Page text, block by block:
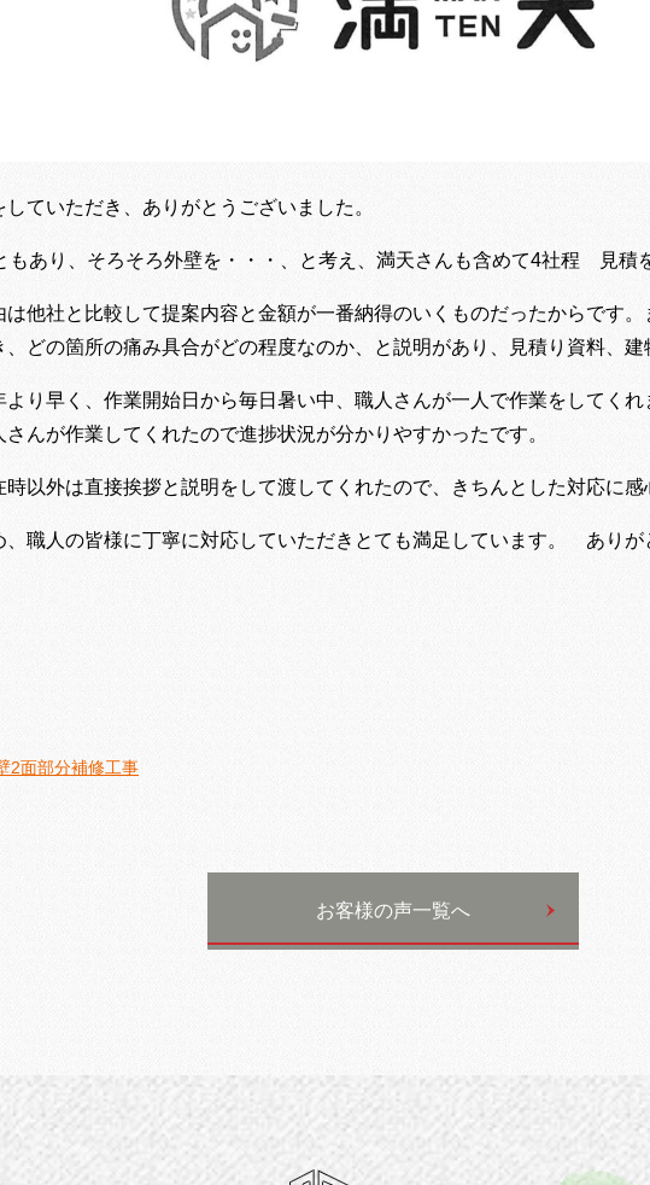
ていただき、ありがとうございました。
もあり、そろそろ外壁を・・・、と考え、満天さんも含めて4社程 見積
他社と比較して提案内容と金額が一番納得のいくものだったからです
どの箇所の痛み具合がどの程度なのか、と説明があり、見積り資料、建
り早く、作業開始日から毎日暑い中、職人さんが一人で作業をしてく
んが作業してくれたので進捗状況が分かりやすかったです。
時以外は直接挨拶と説明をして渡してくれたので、きちんとした対応に感
、職人の皆様に丁寧に対応していただきとても満足しています。 ありが
2面部分補修工事
お客様の声一覧へ